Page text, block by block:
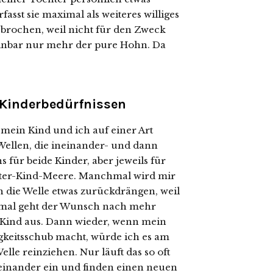
sie maximal als weiteres williges
weil nicht für den Zweck
nur mehr der pure Hohn. Da
Kind und ich auf einer Art
die ineinander- und dann
für beide Kinder, aber jeweils für
Kind-Meere. Manchmal wird mir
Welle etwas zurückdrängen, weil
geht der Wunsch nach mehr
aus. Dann wieder, wenn mein
macht, würde ich es am
reinziehen. Nur läuft das so oft
ein und finden einen neuen